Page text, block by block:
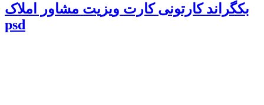
بکگراند کارتونی کارت ویزیت مشاور املاک
psd